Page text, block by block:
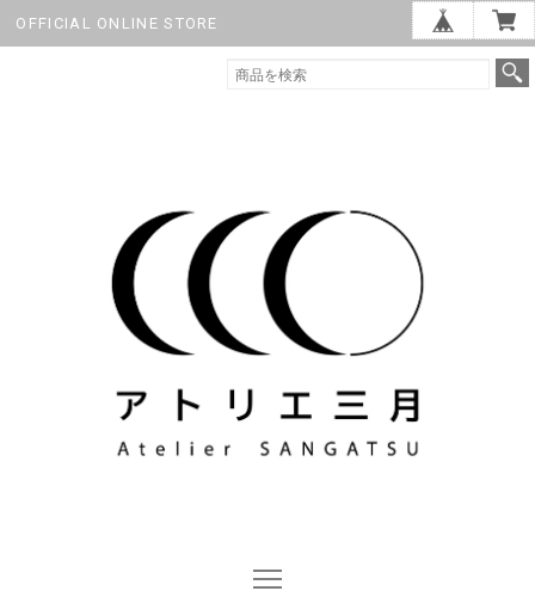
OFFICIAL ONLINE STORE